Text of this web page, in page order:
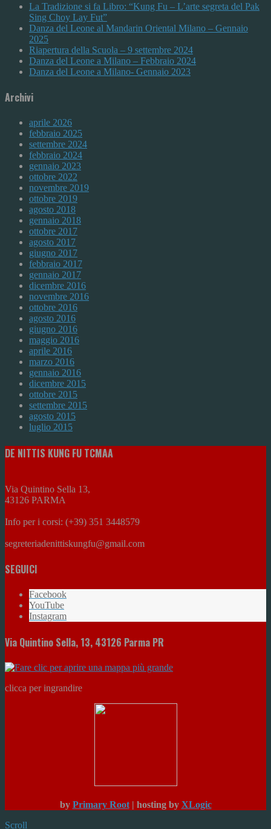
La Tradizione si fa Libro: “Kung Fu – L’arte segreta del Pak
Sing Choy Lay Fut”
Danza del Leone al Mandarin Oriental Milano – Gennaio
2025
Riapertura della Scuola – 9 settembre 2024
Danza del Leone a Milano – Febbraio 2024
Danza del Leone a Milano- Gennaio 2023
Archivi
aprile 2026
febbraio 2025
settembre 2024
febbraio 2024
gennaio 2023
ottobre 2022
novembre 2019
ottobre 2019
agosto 2018
gennaio 2018
ottobre 2017
agosto 2017
giugno 2017
febbraio 2017
gennaio 2017
dicembre 2016
novembre 2016
ottobre 2016
agosto 2016
giugno 2016
maggio 2016
aprile 2016
marzo 2016
gennaio 2016
dicembre 2015
ottobre 2015
settembre 2015
agosto 2015
luglio 2015
DE NITTIS KUNG FU TCMAA
Via Quintino Sella 13,
43126 PARMA
Info per i corsi: (+39) 351 3448579
segreteriadenittiskungfu@gmail.com
SEGUICI
Facebook
YouTube
Instagram
Via Quintino Sella, 13, 43126 Parma PR
clicca per ingrandire
by Primary Root| hosting by XLogic
Scroll